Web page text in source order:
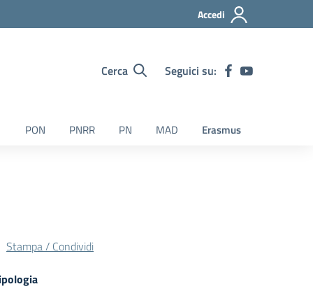
Accedi
Cerca Seguici su:
PON PNRR PN MAD Erasmus
Stampa / Condividi